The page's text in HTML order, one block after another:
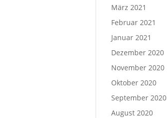
März 2021
Februar 2021
Januar 2021
Dezember 2020
November 2020
Oktober 2020
September 2020
August 2020